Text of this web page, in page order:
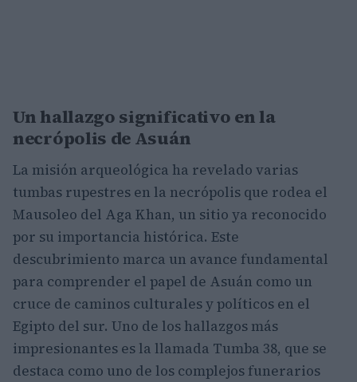
Un hallazgo significativo en la
necrópolis de Asuán
La misión arqueológica ha revelado varias
tumbas rupestres en la necrópolis que rodea el
Mausoleo del Aga Khan, un sitio ya reconocido
por su importancia histórica. Este
descubrimiento marca un avance fundamental
para comprender el papel de Asuán como un
cruce de caminos culturales y políticos en el
Egipto del sur. Uno de los hallazgos más
impresionantes es la llamada Tumba 38, que se
destaca como uno de los complejos funerarios